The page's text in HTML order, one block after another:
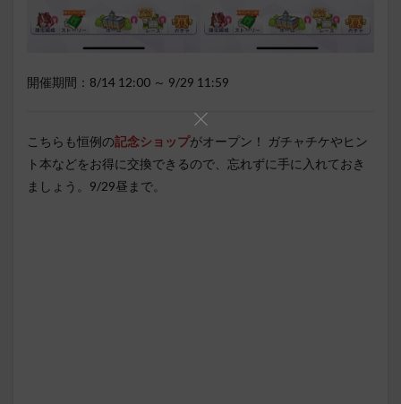
開催期間：8/14 12:00 ～ 9/29 11:59
こちらも恒例の記念ショップがオープン！ ガチャチケやヒン
ト本などをお得に交換できるので、忘れずに手に入れておき
ましょう。9/29昼まで。